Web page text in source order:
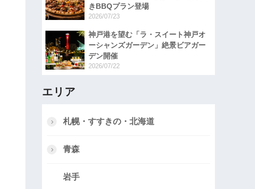
きBBQプラン登場
2026/07/23
神戸港を望む「ラ・スイート神戸オ
ーシャンズガーデン」絶景ビアガー
デン開催
2026/07/22
エリア
札幌・すすきの・北海道
青森
岩手